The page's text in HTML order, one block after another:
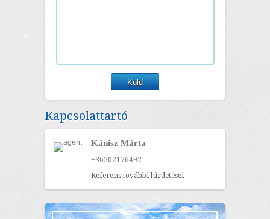
Kapcsolattartó
Kánisz Márta
+36202176492
Referens további hirdetései